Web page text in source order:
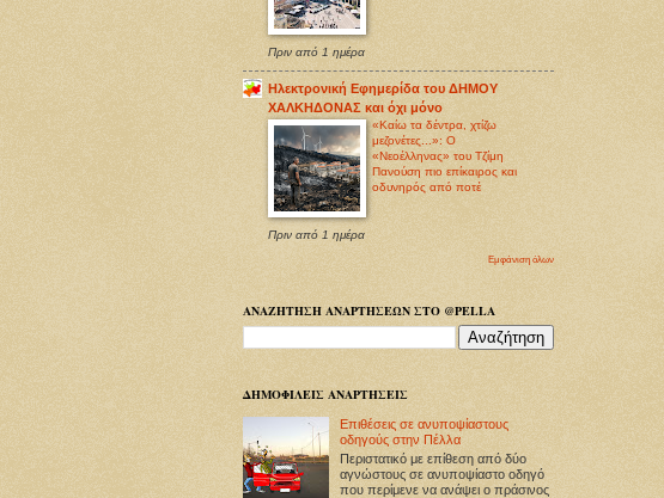
Πριν από 1 ημέρα
Ηλεκτρονική Εφημερίδα του ΔΗΜΟΥ
ΧΑΛΚΗΔΟΝΑΣ και όχι μόνο
«Καίω τα δέντρα, χτίζω
μεζονέτες...»: Ο
«Νεοέλληνας» του Τζίμη
Πανούση πιο επίκαιρος και
οδυνηρός από ποτέ
Πριν από 1 ημέρα
Εμφάνιση όλων
ΑΝΑΖΗΤΗΣΗ ΑΝΑΡΤΗΣΕΩΝ ΣΤΟ @PELLA
ΔΗΜΟΦΙΛΕΙΣ ΑΝΑΡΤΗΣΕΙΣ
Επιθέσεις σε ανυποψίαστους
οδηγούς στην Πέλλα
Περιστατικό με επίθεση από δύο
αγνώστους σε ανυποψίαστο οδηγό
που περίμενε να ανάψει ο πράσινος